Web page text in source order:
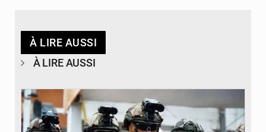
À LIRE AUSSI
À LIRE AUSSI